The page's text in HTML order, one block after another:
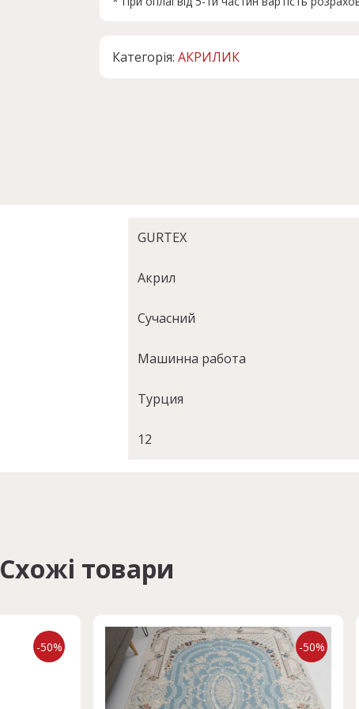
Категорія: АКРИЛИК
GURTEX
Акрил
Сучасний
Машинна работа
Турция
12
Схожі товари
-50% -50%